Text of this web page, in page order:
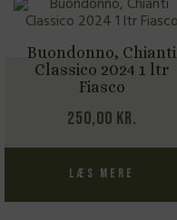
Buondonno, Chianti
Classico 2024 1 ltr
Fiasco
250,00 kr.
Læs mere